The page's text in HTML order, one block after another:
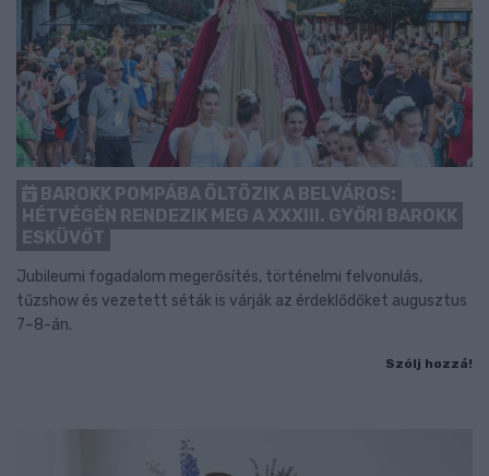
BAROKK POMPÁBA ÖLTÖZIK A BELVÁROS:
HÉTVÉGÉN RENDEZIK MEG A XXXIII. GYŐRI BAROKK
ESKÜVŐT
Jubileumi fogadalom megerősítés, történelmi felvonulás,
tűzshow és vezetett séták is várják az érdeklődőket augusztus
7–8-án.
Szólj hozzá!